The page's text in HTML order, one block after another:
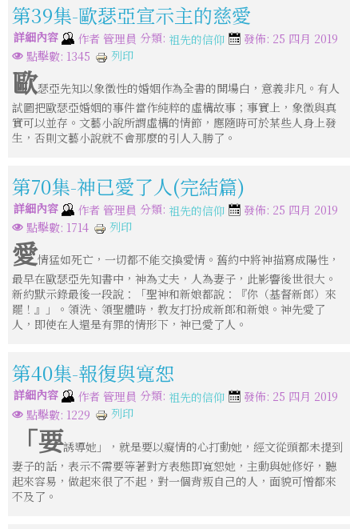
第39集-歐瑟亞宣示主的慈愛
詳細內容 作者 管理員 分類: 祖先的信仰
發佈: 25 四月 2019
點擊數: 1345
列印
歐瑟亞先知以象徵性的婚姻作為全書的開場白，意義非凡。有人
試圖把歐瑟亞婚姻的事件當作純粹的虛構故事；事實上，象徵與真
實可以並存。文藝小說所謂虛構的情節，應隨時可於某些人身上發
生，否則文藝小說就不會那麼的引人入勝了。
第70集-神已愛了人(完結篇)
詳細內容 作者 管理員 分類: 祖先的信仰
發佈: 25 四月 2019
點擊數: 1714
列印
愛情猛如死亡，一切都不能交換愛情。舊約中將神描寫成陽性，
最早在歐瑟亞先知書中，神為丈夫，人為妻子，此影響後世很大。
新約默示錄最後一段說：「聖神和新娘都說：『你（基督新郎）來
罷！』」。領洗、領聖體時，教友打扮成新郎和新娘。神先愛了
人，即使在人還是有罪的情形下，神已愛了人。
第40集-報復與寬恕
詳細內容 作者 管理員 分類: 祖先的信仰
發佈: 25 四月 2019
點擊數: 1229
列印
「要誘導她」，就是要以癡情的心打動她，經文從頭都未提到
妻子的話，表示不需要等著對方表態即寬恕她，主動與她修好，聽
起來容易，做起來很了不起，對一個背叛自己的人，面貌可憎都來
不及了。